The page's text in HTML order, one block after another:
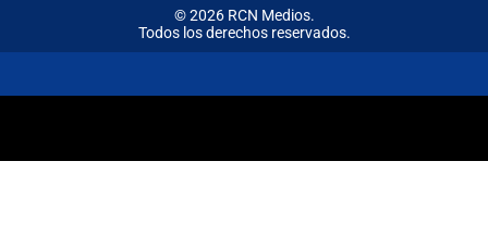
© 2026 RCN Medios.
Todos los derechos reservados.